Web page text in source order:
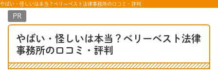
やばい・怪しいは本当？ベリーベスト法律事務所の口コミ・評判
PR
やばい・怪しいは本当？ベリーベスト法律
事務所の口コミ・評判